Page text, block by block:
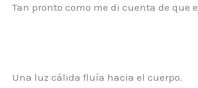
Tan pronto como me di cuenta de que
Una luz cálida fluía hacia el cuerpo.